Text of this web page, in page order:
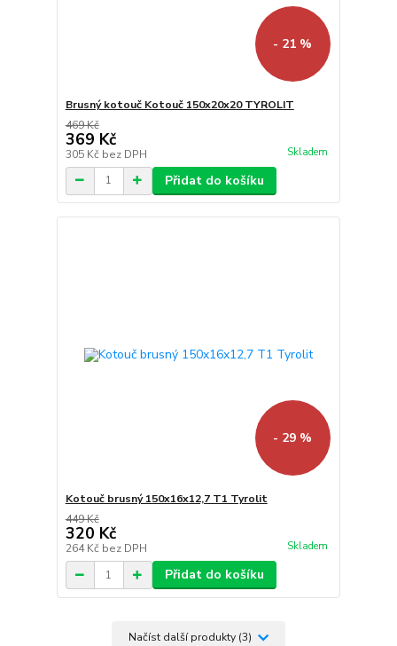
- 21 %
Brusný kotouč Kotouč 150x20x20 TYROLIT
469 Kč
369 Kč
305 Kč bez DPH Skladem
Přidat do košíku
- 29 %
Kotouč brusný 150x16x12,7 T1 Tyrolit
449 Kč
320 Kč
264 Kč bez DPH Skladem
Přidat do košíku
Načíst další produkty (3)